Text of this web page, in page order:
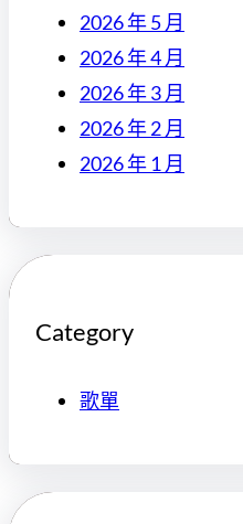
2026 年 5 月
2026 年 4 月
2026 年 3 月
2026 年 2 月
2026 年 1 月
Category
歌單